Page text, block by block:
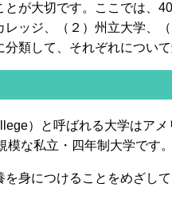
が大切です。ここでは、
ッジ、（２）州立大学、
類して、それぞれについて
）と呼ばれる大学はア
な私立・四年制大学です。
身につけることをめざして